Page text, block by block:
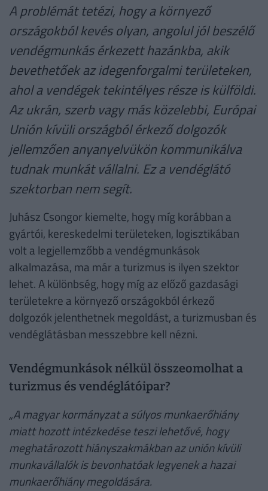
A problémát tetézi, hogy a környező
országokból kevés olyan, angolul jól beszélő
vendégmunkás érkezett hazánkba, akik
bevethetőek az idegenforgalmi területeken,
ahol a vendégek tekintélyes része is külföldi.
Az ukrán, szerb vagy más közelebbi, Európai
Unión kívüli országból érkező dolgozók
jellemzően anyanyelvükön kommunikálva
tudnak munkát vállalni. Ez a vendéglátó
szektorban nem segít.
Juhász Csongor kiemelte, hogy míg korábban a
gyártói, kereskedelmi területeken, logisztikában
volt a legjellemzőbb a vendégmunkások
alkalmazása, ma már a turizmus is ilyen szektor
lehet. A különbség, hogy míg az előző gazdasági
területekre a környező országokból érkező
dolgozók jelenthetnek megoldást, a turizmusban és
vendéglátásban messzebbre kell nézni.
Vendégmunkások nélkül összeomolhat a
turizmus és vendéglátóipar?
„A magyar kormányzat a súlyos munkaerőhiány
miatt hozott intézkedése teszi lehetővé, hogy
meghatározott hiányszakmákban az unión kívüli
munkavállalók is bevonhatóak legyenek a hazai
munkaerőhiány megoldására.